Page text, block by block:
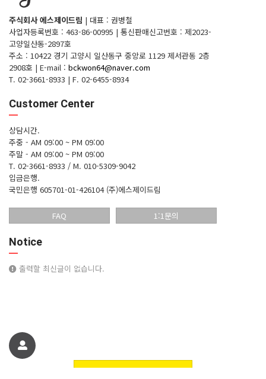
주식회사 에스제이드림 | 대표 : 권병철
사업자등록번호 : 463-86-00995 | 통신판매신고번호 : 제2023-
고양일산동-2897호
주소 : 10422 경기 고양시 일산동구 중앙로 1129 제서관동 2층
2908호 | E-mail : bckwon64@naver.com
T. 02-3661-8933 | F. 02-6455-8934
Customer Center
상담시간.
주중 - AM 09:00 ~ PM 09:00
주말 - AM 09:00 ~ PM 09:00
T. 02-3661-8933 / M. 010-5309-9042
입금은행.
국민은행 605701-01-426104 (주)에스제이드림
FAQ 1:1문의
Notice
출력할 최신글이 없습니다.
친구에게 추천하기